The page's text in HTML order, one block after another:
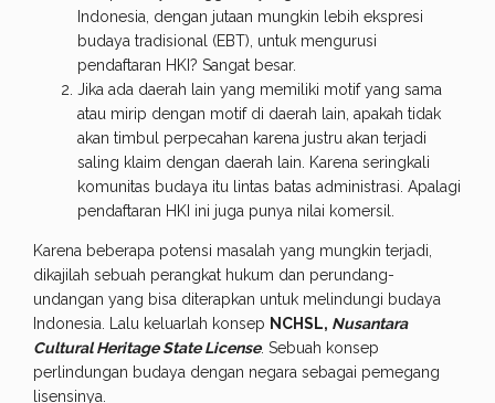
Indonesia, dengan jutaan mungkin lebih ekspresi
budaya tradisional (EBT), untuk mengurusi
pendaftaran HKI? Sangat besar.
Jika ada daerah lain yang memiliki motif yang sama
atau mirip dengan motif di daerah lain, apakah tidak
akan timbul perpecahan karena justru akan terjadi
saling klaim dengan daerah lain. Karena seringkali
komunitas budaya itu lintas batas administrasi. Apalagi
pendaftaran HKI ini juga punya nilai komersil.
Karena beberapa potensi masalah yang mungkin terjadi,
dikajilah sebuah perangkat hukum dan perundang-
undangan yang bisa diterapkan untuk melindungi budaya
Indonesia. Lalu keluarlah konsep NCHSL, Nusantara
Cultural Heritage State License. Sebuah konsep
perlindungan budaya dengan negara sebagai pemegang
lisensinya.